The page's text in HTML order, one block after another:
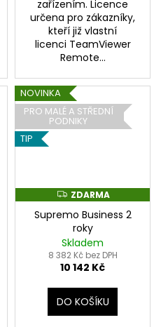
zařízením. Licence
určena pro zákazníky,
kteří již vlastní
licenci TeamViewer
Remote...
NOVINKA
PRO MALÉ A STŘEDNÍ
PODNIKY
TIP
Z
D
A
M
A
ZDARMA
Supremo Business 2
roky
Skladem
8 382 Kč bez DPH
10 142 Kč
DO KOŠÍKU